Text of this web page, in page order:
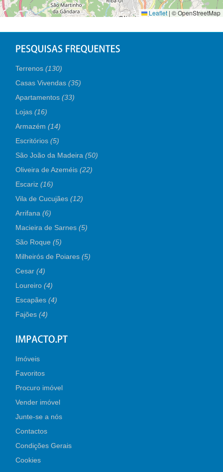
Leaflet | © OpenStreetMap
Terrenos(130)
Casas Vivendas(35)
Apartamentos(33)
Lojas(16)
Armazém(14)
Escritórios(5)
São João da Madeira(50)
Oliveira de Azeméis(22)
Escariz(16)
Vila de Cucujães(12)
Arrifana(6)
Macieira de Sarnes(5)
São Roque(5)
Milheirós de Poiares(5)
Cesar(4)
Loureiro(4)
Escapães(4)
Fajões(4)
Imóveis
Favoritos
Procuro imóvel
Vender imóvel
Junte-se a nós
Contactos
Condições Gerais
Cookies